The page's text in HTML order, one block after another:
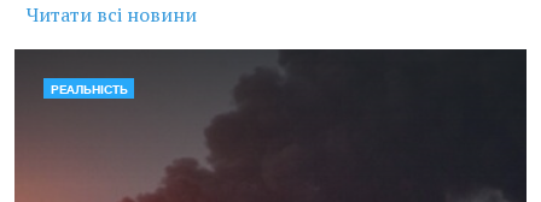
Читати всі новини
РЕАЛЬНІСТЬ